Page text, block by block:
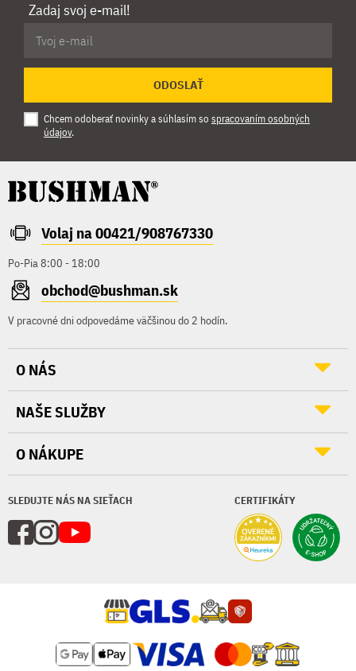
Zadaj svoj e-mail!
ODOSLAŤ
Chcem odoberať novinky a súhlasím so spracovaním osobných
údajov.
Volaj na 00421/908767330
Po-Pia 8:00 - 18:00
obchod@bushman.sk
V pracovné dni odpovedáme väčšinou do 2 hodín.
SLEDUJTE NÁS NA SIEŤACH CERTIFIKÁTY
O NÁS
NAŠE SLUŽBY
O NÁKUPE